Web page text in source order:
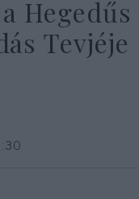
Hegedűs
Tevjéje